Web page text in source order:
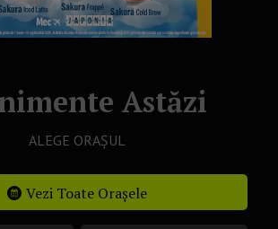
Astăzi
ALEGE ORAȘUL
Vezi Toate Orașele